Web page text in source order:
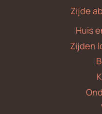
Zijde
Huis
Zijden